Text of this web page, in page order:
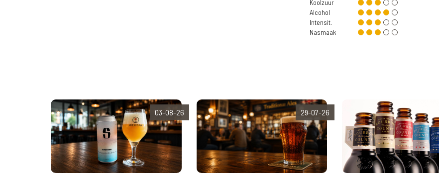
Koolzuur
Alcohol
Intensit.
Nasmaak
03-08-26 29-07-26